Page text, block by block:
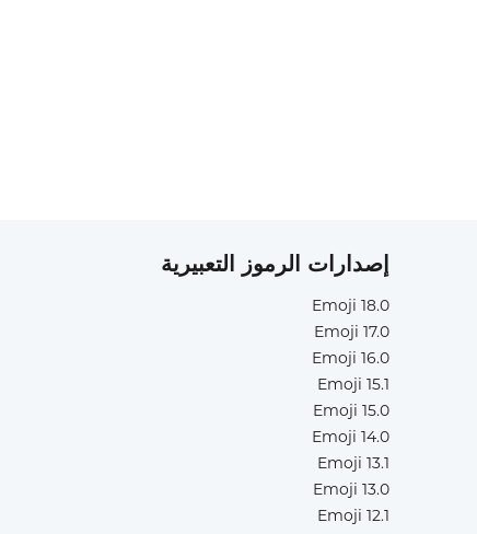
إصدارات الرموز التعبيرية
Emoji 18.0
Emoji 17.0
Emoji 16.0
Emoji 15.1
Emoji 15.0
Emoji 14.0
Emoji 13.1
Emoji 13.0
Emoji 12.1